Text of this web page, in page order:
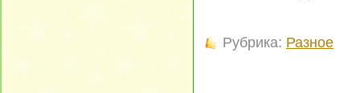
Рубрика: Разное